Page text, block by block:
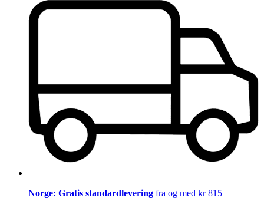
Norge: Gratis standardlevering fra og med kr 815